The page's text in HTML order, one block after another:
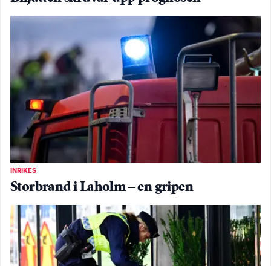
INRIKES
Storbrand i Laholm – en gripen